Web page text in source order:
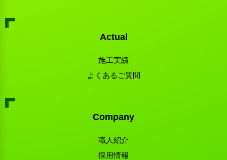
Actual
施工実績
よくあるご質問
Company
職人紹介
採用情報